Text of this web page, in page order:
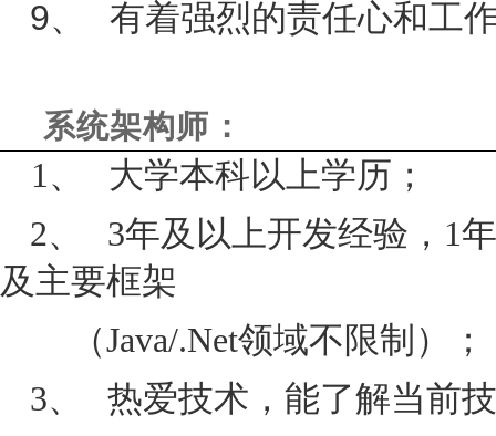
9、 有着强烈的责任心和工
系统架构师：
1、
大学本科以上学历；
2、
3年及以上开发经验， 1
及主要框架
（Java/.Net领域不限制）；
3、
热爱技术，能了解当前